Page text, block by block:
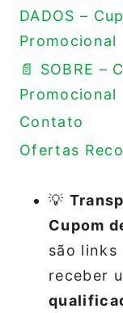
DADOS –
Promocional
📄 SOBRE –
Promocional
Contato
Ofertas
💡
Cupom
são links
receber